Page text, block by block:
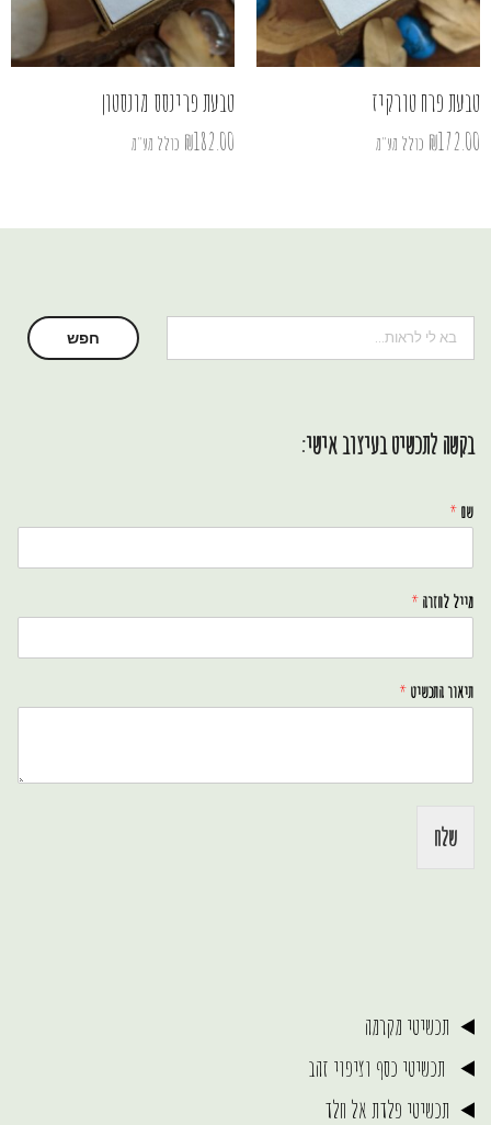
טבעת פרח טורקיז
₪172.00 כולל מע"מ
טבעת פרינסס מונסטון
₪182.00 כולל מע"מ
חיפוש חפש
בקשה לתכשיט בעיצוב אישי:
שם *
מייל לחזרה *
תיאור התכשיט *
שלח
תכשיטי מקרמה
תכשיטי כסף וציפוי זהב
תכשיטי פלדת אל חלד